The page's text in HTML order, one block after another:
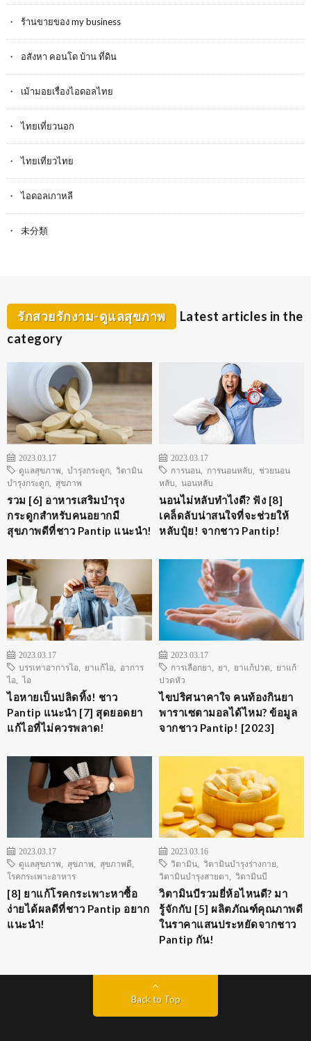
ร้านขายของ my business
อสังหา คอนโด บ้าน ที่ดิน
เม้ามอยเรื่องไอดอลไทย
ไทยเที่ยวนอก
ไทยเที่ยวไทย
ไอดอลเกาหลี
未分類
รักสวยรักงาม-ดูแลสุขภาพ
Latest articles in the
category
2023.03.17
ดูแลสุขภาพ
บำรุงกระดูก
วิตามิน
บำรุงกระดูก
สุขภาพ
รวม [6] อาหารเสริมบำรุง
กระดูกสำหรับคนอยากมี
สุขภาพดีที่ชาว Pantip แนะนำ!
2023.03.17
การนอน
การนอนหลับ
ช่วยนอน
หลับ
นอนหลับ
นอนไม่หลับทำไงดี? ฟัง [8]
เคล็ดลับน่าสนใจที่จะช่วยให้
หลับปุ๋ย! จากชาว Pantip!
2023.03.17
บรรเทาอาการไอ
ยาแก้ไอ
อาการ
ไอ ,ไอ
ไอหายเป็นปลิดทิ้ง! ชาว
Pantip แนะนำ [7] สุดยอดยา
แก้ไอที่ไม่ควรพลาด!
2023.03.17
การเลือกยา
ยา ยาแก้ปวด
ยาแก้
ปวดหัว
ไขปริศนาคาใจ คนท้องกินยา
พาราเซตามอลได้ไหม? ข้อมูล
จากชาว Pantip! [2023]
2023.03.17
ดูแลสุขภาพ
สุขภาพ สุขภาพดี
โรคกระเพาะอาหาร
[8] ยาแก้โรคกระเพาะหาซื้อ
ง่ายได้ผลดีที่ชาว Pantip อยาก
แนะนำ!
2023.03.16
วิตามิน
วิตามินบำรุงร่างกาย
วิตามินบำรุงสายตา
วิตามินบี
วิตามินบีรวมยี่ห้อไหนดี? มา
รู้จักกับ [5] ผลิตภัณฑ์คุณภาพดี
ในราคาแสนประหยัดจากชาว
Pantip กัน!
Back to Top